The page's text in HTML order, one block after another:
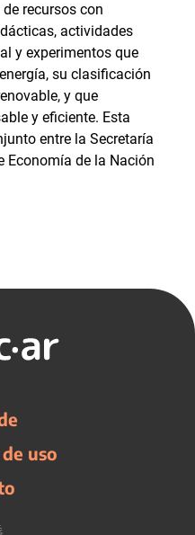
recursos con
actividades
y experimentos que
su clasificación
y que
y eficiente. Esta
entre la Secretaría
Economía de la Nación
uso